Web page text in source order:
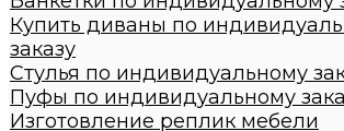
Пуфы по индивидуальному
Пуфы
Круглые пуфы
Большие 60x60x50см
Средние 43x43x45см
Купить диваны по
заказу
Стулья по индивидуальному
Пуфы по индивидуальному
Изготовление реплик мебели